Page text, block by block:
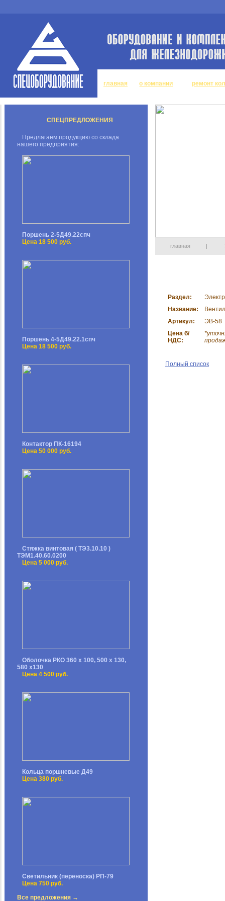
главная о компании ремонт
СПЕЦПРЕДЛОЖЕНИЯ
Предлагаем продукцию со склада
нашего предприятия:
Поршень 2-5Д49.22спч
Цена 18 500 руб.
Поршень 4-5Д49.22.1спч
Цена 18 500 руб.
Контактор ПК-16194
Цена 50 000 руб.
Стяжка винтовая ( ТЭ3.10.10 )
ТЭМ1.40.60.0200
Цена 5 000 руб.
Оболочка РКО 360 х 100, 500 х 130,
580 х130
Цена 4 500 руб.
Кольца поршневые Д49
Цена 380 руб.
Светильник (переноска) РП-79
Цена 750 руб.
Все предложения →
главная |
Раздел:
Название:
Артикул:
ЭВ-58
Цена б/
НДС:
Полный список